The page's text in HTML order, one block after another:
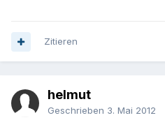
Zitieren
helmut
Geschrieben 3. Mai 2012